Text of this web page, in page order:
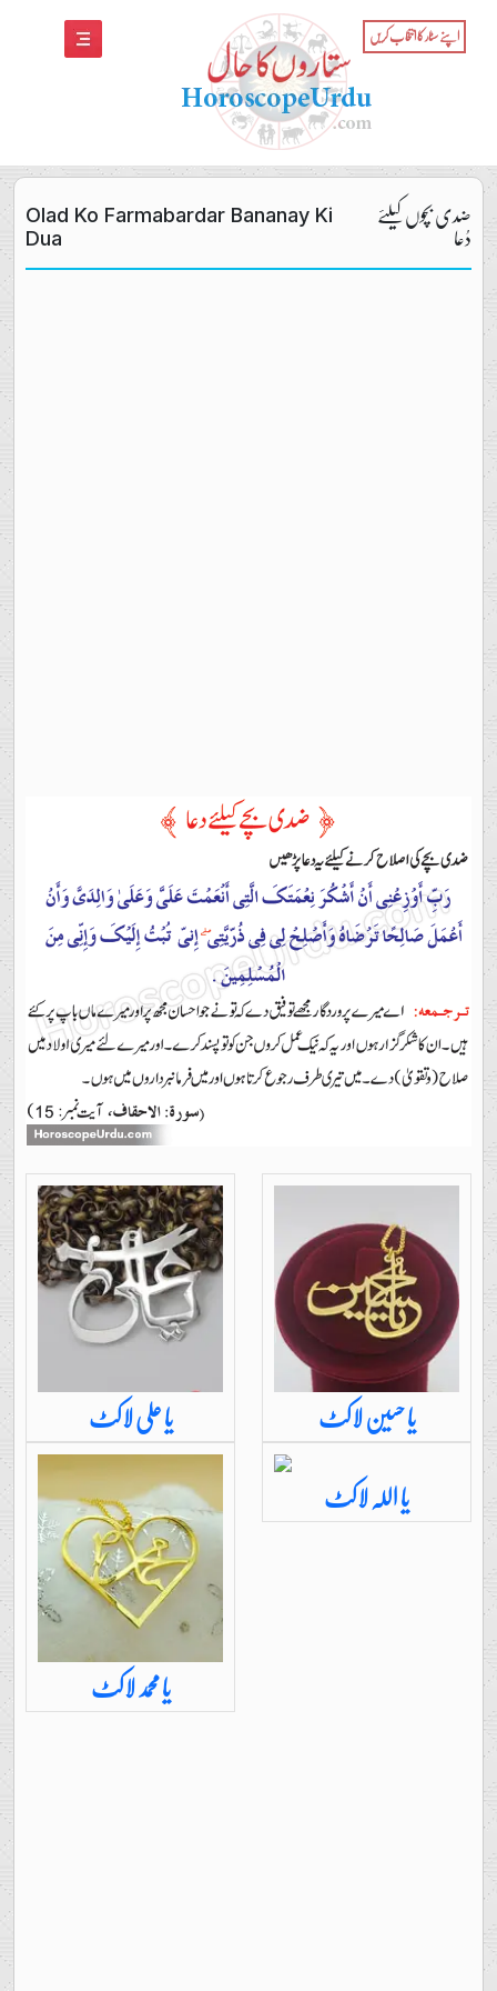
اپنے سٹار کا انتخاب کریں
Olad Ko Farmabardar Bananay Ki
Dua
ضدی بچوں کیلئے
دُعا
یا علی لاکٹ یا حسین لاکٹ
یا محمد لاکٹ
یا اللہ لاکٹ